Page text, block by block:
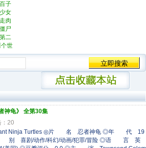
子
女
肉
尸
二
世
神龟》 全第30集
：20
Ninja Turtles ◎片 名 忍者神龟 ◎年 代 19
喜剧/动作/科幻/动画/犯罪/冒险 ◎语 言 英